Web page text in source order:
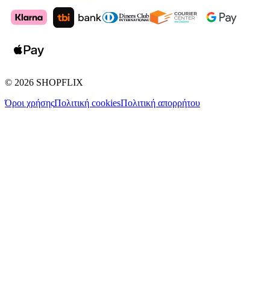
© 2026 SHOPFLIX
Όροι χρήσηςΠολιτική cookiesΠολιτική απορρήτου